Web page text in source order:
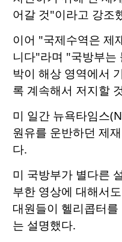
어갈 것"이라고 강조
이어 "국제수역은 제
니다"라며 "국방부는
박이 해상 영역에서
록 계속해서 저지할
미 일간 뉴욕타임스
원유를 운반하던 제
다.
미 국방부가 별다른
부한 영상에 대해서
대원들이 헬리콥터
는 설명했다.